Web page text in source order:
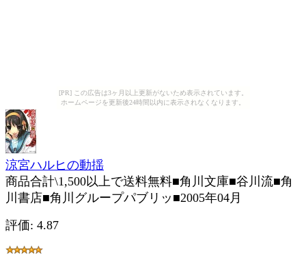
[PR] この広告は3ヶ月以上更新がないため表示されています。
ホームページを更新後24時間以内に表示されなくなります。
涼宮ハルヒの動揺
商品合計\1,500以上で送料無料■角川文庫■谷川流■角
川書店■角川グループパブリッ■2005年04月
評価: 4.87